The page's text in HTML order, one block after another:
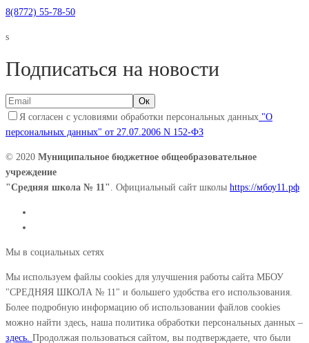
8(8772) 55-78-50
s
Подписаться на новости
Я согласен с условиями обработки персональных данных "О
персональных данных" от 27.07.2006 N 152-ФЗ
© 2020 Муниципальное бюджетное общеобразовательное
учреждение
"Средняя школа № 11" . Официальный сайт школы https://мбоу11.рф
Мы в социальных сетях
Мы используем файлы cookies для улучшения работы сайта МБОУ
"СРЕДНЯЯ ШКОЛА № 11" и большего удобства его использования.
Более подробную информацию об использовании файлов cookies
можно найти здесь, наша политика обработки персональных данных –
здесь. Продолжая пользоваться сайтом, вы подтверждаете, что были